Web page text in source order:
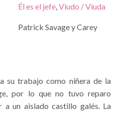
Él es el jefe,Viudo / Viuda
Patrick Savage y Carey
su trabajo como niñera de la
por lo que no tuvo reparo
a un aislado castillo galés. La